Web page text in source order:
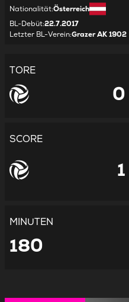
Nationalität:Österreich
BL-Debüt:22.7.2017
Letzter BL-Verein:Grazer AK 1902
TORE
0
SCORE
1
MINUTEN
180